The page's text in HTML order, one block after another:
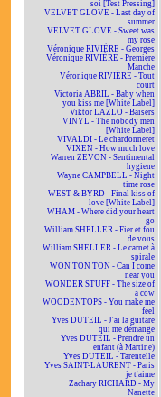
soi [Test Pressing]
VELVET GLOVE - Last day of
summer
VELVET GLOVE - Sweet was
my rose
Véronique RIVIÈRE - Georges
Véronique RIVIÈRE - Première
Manche
Véronique RIVIÈRE - Tout
court
Victoria ABRIL - Baby when
you kiss me [White Label]
Viktor LAZLO - Baisers
VINYL - The nobody men
[White Label]
VIVALDI - Le chardonneret
VIXEN - How much love
Warren ZEVON - Sentimental
hygiene
Wayne CAMPBELL - Night
time rose
WEST & BYRD - Final kiss of
love [White Label]
WHAM - Where did your heart
go
William SHELLER - Fier et fou
de vous
William SHELLER - Le carnet à
spirale
WON TON TON - Can I come
near you
WONDER STUFF - The size of
a cow
WOODENTOPS - You make me
feel
Yves DUTEIL - J'ai la guitare
qui me démange
Yves DUTEIL - Prendre un
enfant (à Martine)
Yves DUTEIL - Tarentelle
Yves SAINT-LAURENT - Paris
je t'aime
Zachary RICHARD - My
Nanette